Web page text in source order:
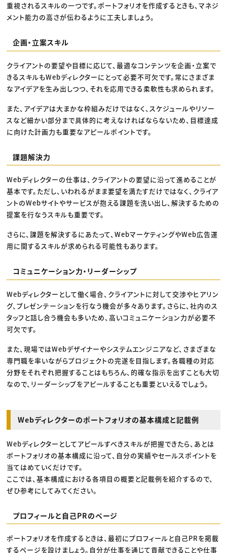
重視されるスキルの一つです。ポートフォリオを作成するときも、マネジ
メント能力の高さが伝わるように工夫しましょう。
企画・立案スキル
クライアントの要望や目標に応じて、最適なコンテンツを企画・立案で
きるスキルもWebディレクターにとって必要不可欠です。常にさまざま
なアイデアを生み出しつつ、それを応用できる柔軟性も求められます。
また、アイデアは大まかな枠組みだけではなく、スケジュールやリソー
スなど細かい部分まで具体的に考えなければならないため、目標達成
に向けた計画力も重要なアピールポイントです。
課題解決力
Webディレクターの仕事は、クライアントの要望に沿って進めることが
基本です。ただし、いわれるがまま要望を満たすだけではなく、クライア
ントのWebサイトやサービスが抱える課題を洗い出し、解決するための
提案を行なうスキルも重要です。
さらに、課題を解決するにあたって、WebマーケティングやWeb広告運
用に関するスキルが求められる可能性もあります。
コミュニケーション力・リーダーシップ
Webディレクターとして働く場合、クライアントに対して交渉やヒアリン
グ、プレゼンテーションを行なう機会が多々あります。さらに、社内のス
タッフと話し合う機会も多いため、高いコミュニケーション力が必要不
可欠です。
また、現場ではWebデザイナーやシステムエンジニアなど、さまざまな
専門職を率いながらプロジェクトの完遂を目指します。各職種の対応
分野をそれぞれ把握することはもちろん、的確な指示を出すことも大切
なので、リーダーシップをアピールすることも重要といえるでしょう。
Webディレクターのポートフォリオの基本構成と記載例
Webディレクターとしてアピールすべきスキルが把握できたら、あとは
ポートフォリオの基本構成に沿って、自分の実績やセールスポイントを
当てはめていくだけです。
ここでは、基本構成における各項目の概要と記載例を紹介するので、
ぜひ参考にしてみてください。
プロフィールと自己PRのページ
ポートフォリオを作成するときは、最初にプロフィールと自己PRを掲載
するページを設けましょう。自分が仕事を通じて貢献できることや仕事